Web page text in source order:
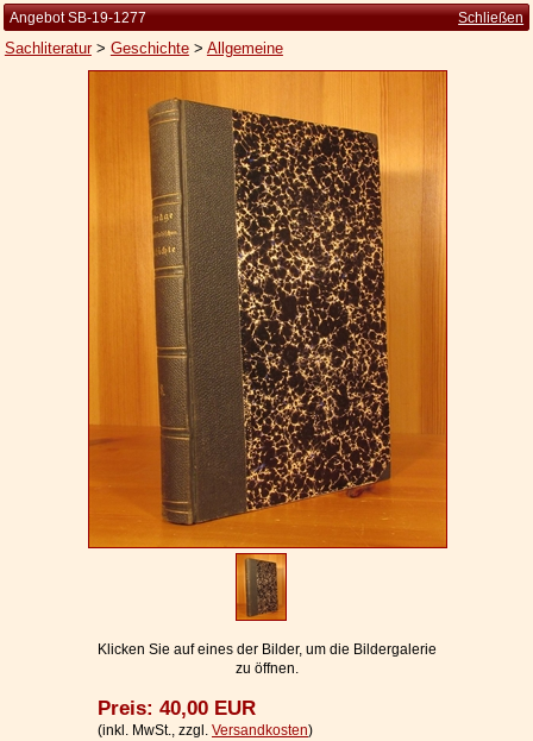
Kleine Kulturgeschichte
Die Brockhaus Auflagen
Datenschutzerklärung
Ihr Warenkorb
Angebot SB-19-1277 Schließen
Sachliteratur> Geschichte> Allgemeine
Klicken Sie auf eines der Bilder, um die Bildergalerie
zu öffnen.
Preis: 40,00 EUR
(inkl. MwSt., zzgl. Versandkosten)